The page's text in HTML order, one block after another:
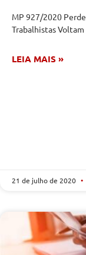
MP 927/2020
Trabalhistas
LEIA MAIS »
21 de julho de 2020